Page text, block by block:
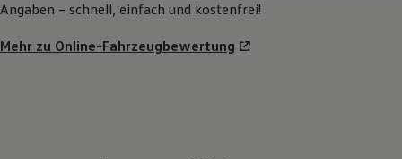
Ihre qualifizierten